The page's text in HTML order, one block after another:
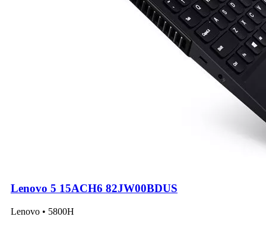
Lenovo 5 15ACH6 82JW00BDUS
Lenovo • 5800H